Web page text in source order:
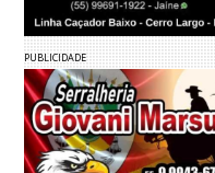
PUBLICIDADE